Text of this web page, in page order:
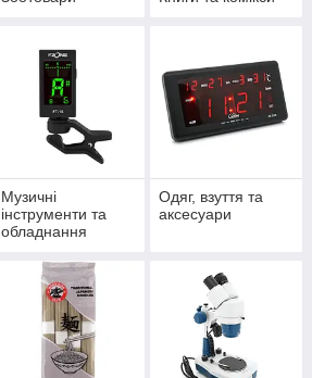
Музичні
інструменти та
обладнання
Одяг, взуття та
аксесуари